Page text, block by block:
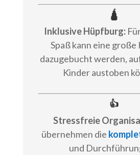
🛕
Inklusive Hüpfburg:
Spaß kann eine
dazugebucht werden,
Kinder austoben
👍
Stressfreie
übernehmen die
und